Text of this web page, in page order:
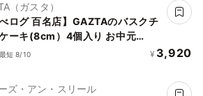
（ガスタ）
べログ 百名店】GAZTAのバスクチ
ーキ(8cm）4個入り お中元
最短 8/10 ¥ 3,920
ズ・アン・スリール